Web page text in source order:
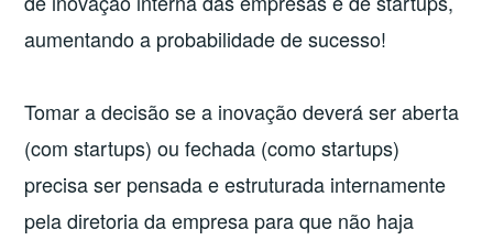
aumentando a probabilidade de sucesso!
Tomar a decisão se a inovação deverá ser aberta
(com startups) ou fechada (como startups)
precisa ser pensada e estruturada internamente
pela diretoria da empresa para que não haja